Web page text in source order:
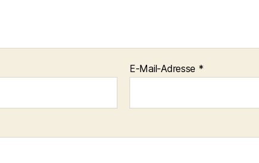
E-Mail-Adresse *